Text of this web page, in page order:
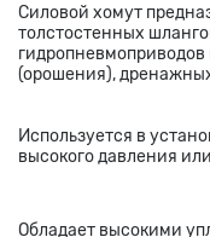
Силовой хомут
толстостенных
(орошения),
Используется в
высокого давления
Обладает высокими